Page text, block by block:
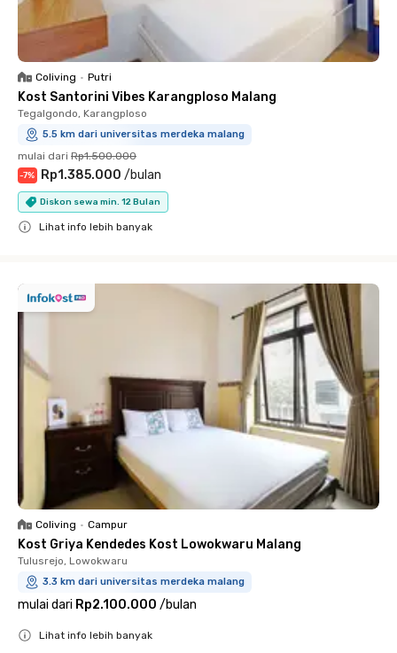
Coliving • Putri
Kost Santorini Vibes Karangploso Malang
Tegalgondo, Karangploso
5.5 km dari universitas merdeka malang
mulai dari Rp1.500.000
-7% Rp1.385.000 /bulan
Diskon sewa min. 12 Bulan
Lihat info lebih banyak
Coliving • Campur
Kost Griya Kendedes Kost Lowokwaru Malang
Tulusrejo, Lowokwaru
3.3 km dari universitas merdeka malang
mulai dari Rp2.100.000 /bulan
Lihat info lebih banyak